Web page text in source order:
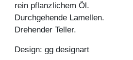
rein pflanzlichem Öl.
Durchgehende Lamellen.
Drehender Teller.
Design: gg designart